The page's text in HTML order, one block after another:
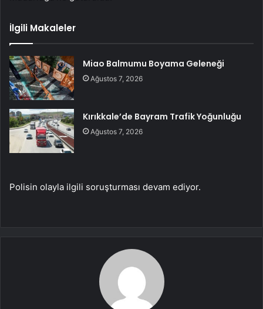
İlgili Makaleler
Miao Balmumu Boyama Geleneği
Ağustos 7, 2026
Kırıkkale’de Bayram Trafik Yoğunluğu
Ağustos 7, 2026
Polisin olayla ilgili soruşturması devam ediyor.